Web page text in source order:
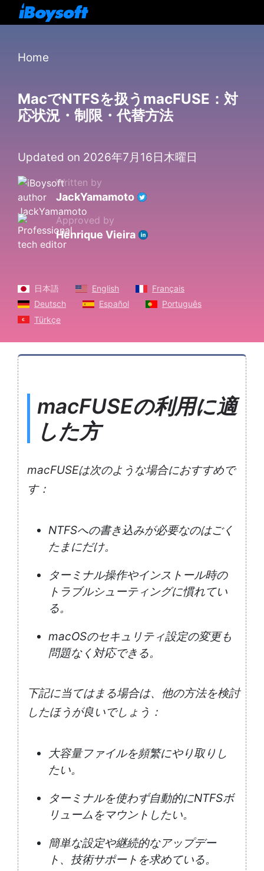
Home
MacでNTFSを扱うmacFUSE：対
応状況・制限・代替方法
Updated on 2026年7月16日木曜日
Written by
JackYamamoto
Approved by
Henrique Vieira
日本語 English
Français
Deutsch
Español
Português
Türkçe
macFUSEの利用に適
した方
macFUSEは次のような場合におすすめで
す：
NTFSへの書き込みが必要なのはごく
たまにだけ。
ターミナル操作やインストール時の
トラブルシューティングに慣れてい
る。
macOSのセキュリティ設定の変更も
問題なく対応できる。
下記に当てはまる場合は、他の方法を検討
したほうが良いでしょう：
大容量ファイルを頻繁にやり取りし
たい。
ターミナルを使わず自動的にNTFSボ
リュームをマウントしたい。
簡単な設定や継続的なアップデー
ト、技術サポートを求めている。